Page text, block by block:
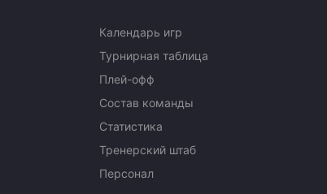
Календарь игр
Турнирная таблица
Плей-офф
Состав команды
Статистика
Тренерский штаб
Персонал